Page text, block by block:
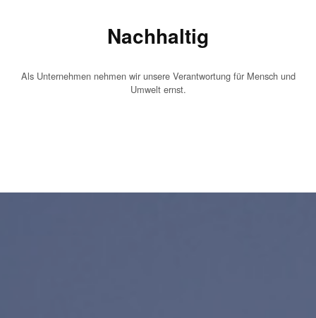
Nachhaltig
Als Unternehmen nehmen wir unsere Verantwortung für Mensch und
Umwelt ernst.